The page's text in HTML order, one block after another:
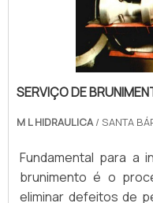
SERVIÇO DE
M L HIDRAULICA/ SANTA
Fundamental para a
brunimento é o
eliminar defeitos de